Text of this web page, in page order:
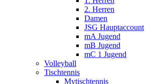
2. Herren
Damen
JSG Hauptaccount
mA Jugend
mB Jugend
mC 1 Jugend
Volleyball
Tischtennis
Mytischtennis